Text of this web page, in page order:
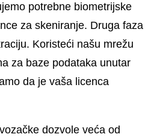
potrebne biometrijske
za skeniranje. Druga faza
Koristeći našu mrežu
za baze podataka unutar
da je vaša licenca
dozvole veća od